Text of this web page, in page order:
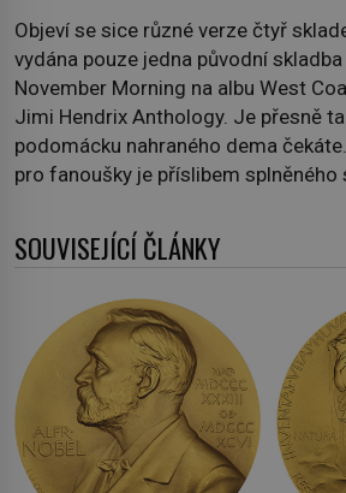
Objeví se sice různé verze čtyř
vydána pouze jedna původní
November Morning na albu West
Jimi Hendrix Anthology. Je přesně
podomácku nahraného dema
pro fanoušky je příslibem splněného
SOUVISEJÍCÍ ČLÁNKY